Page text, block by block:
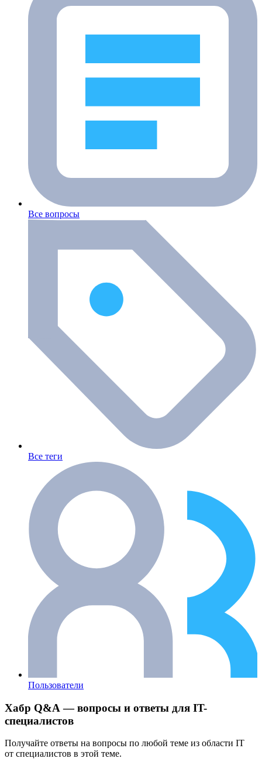
Все вопросы
Все теги
Пользователи
Хабр Q&A — вопросы и ответы для IT-
специалистов
Получайте ответы на вопросы по любой теме из области IT
от специалистов в этой теме.